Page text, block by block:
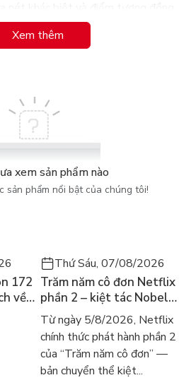
vẽ trong sách rất đẹp và phong
trẻ không gian tưởng tượng rộng
Xem thêm
xem sản phẩm nào
sản phẩm nổi bật của chúng tôi!
172
về
Thứ Sáu, 07/08/2026
Trăm năm cô đơn Netflix
phần 2 – kiệt tác Nobel
trở lại màn ảnh, dòng
người tìm đọc lại García
Márquez
Từ ngày 5/8/2026, Netflix
chính thức phát hành phần 2
của “Trăm năm cô đơn” —
bản chuyển thể kiệt...